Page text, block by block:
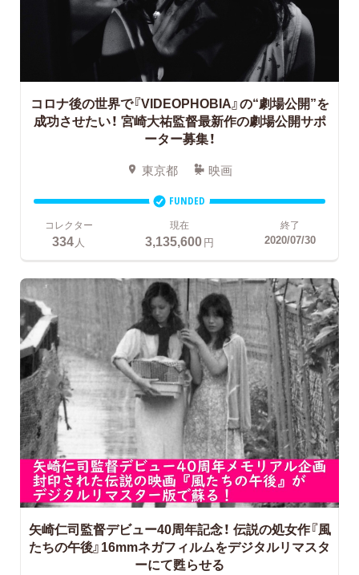
コロナ後の世界で『VIDEOPHOBIA』の“劇場公開”を
成功させたい！ 宮崎大祐監督最新作の劇場公開サポ
ーター募集！
東京都 映画
FUNDED
コレクター
334 人
現在
3,135,600円
終了
2020/07/30
矢崎仁司監督デビュー40周年記念！ 伝説の処女作『風
たちの午後』16mmネガフィルムをデジタルリマスタ
ーにて甦らせる